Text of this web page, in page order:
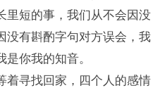
里短的事，我们从不会因没
没有斟酌字句对方误会，我
你我的知音。
着寻找回家，四个人的感情